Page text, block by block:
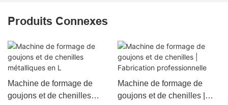
Produits Connexes
Machine de formage de
goujons et de chenilles
Machine de formage de
goujons et de chenilles |